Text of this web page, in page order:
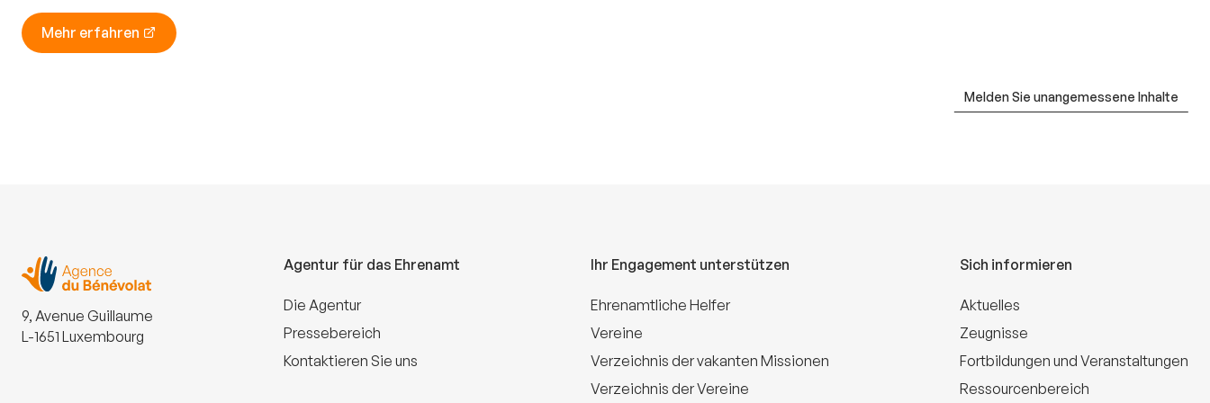
Mehr erfahren
Melden Sie unangemessene Inhalte
9, Avenue Guillaume
L-1651 Luxembourg
Agentur für das Ehrenamt
Die Agentur
Pressebereich
Kontaktieren Sie uns
Ihr Engagement unterstützen
Ehrenamtliche Helfer
Vereine
Verzeichnis der vakanten Missionen
Verzeichnis der Vereine
Sich informieren
Aktuelles
Zeugnisse
Fortbildungen und Veranstaltungen
Ressourcenbereich